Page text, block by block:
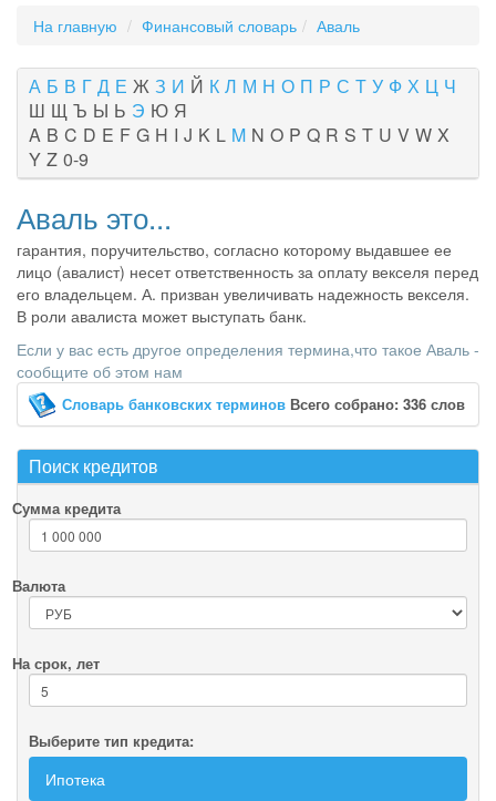
На главную Финансовый словарь Аваль
А Б В Г Д Е Ж З И Й К Л М Н О П Р С Т У Ф Х Ц Ч
Ш Щ Ъ Ы Ь Э Ю Я
A B C D E F G H I J K L M N O P Q R S T U V W X
Y Z 0-9
Аваль это...
гарантия, поручительство, согласно которому выдавшее ее
лицо (авалист) несет ответственность за оплату векселя перед
его владельцем. А. призван увеличивать надежность векселя.
В роли авалиста может выступать банк.
Если у вас есть другое определения термина,что такое Аваль -
сообщите об этом нам
Словарь банковских терминов Всего собрано: 336 слов
Поиск кредитов
Сумма кредита
Валюта
На срок, лет
Выберите тип кредита:
Ипотека